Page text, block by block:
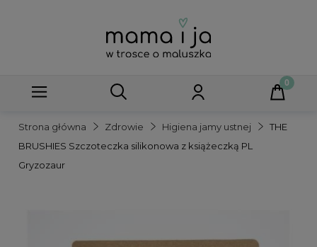
Strona główna Zdrowie Higiena jamy ustnej
THE
BRUSHIES Szczoteczka silikonowa z książeczką PL
Gryzozaur